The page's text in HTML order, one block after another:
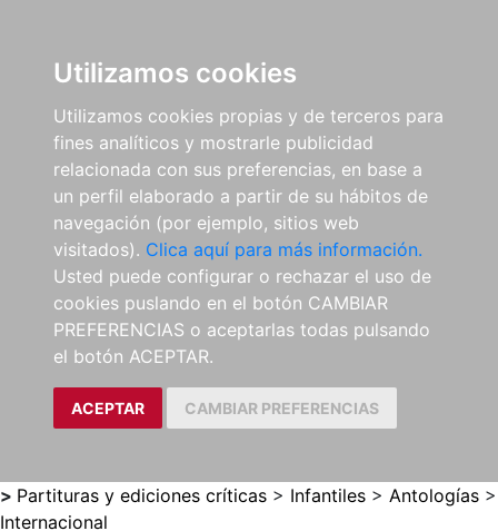
Utilizamos cookies
Utilizamos cookies propias y de terceros para
fines analíticos y mostrarle publicidad
relacionada con sus preferencias, en base a
un perfil elaborado a partir de su hábitos de
navegación (por ejemplo, sitios web
visitados). Clica aquí para más información.
Usted puede configurar o rechazar el uso de
cookies puslando en el botón CAMBIAR
PREFERENCIAS o aceptarlas todas pulsando
el botón ACEPTAR.
ACEPTAR CAMBIAR PREFERENCIAS
> Partituras y ediciones críticas > Infantiles > Antologías >
Internacional